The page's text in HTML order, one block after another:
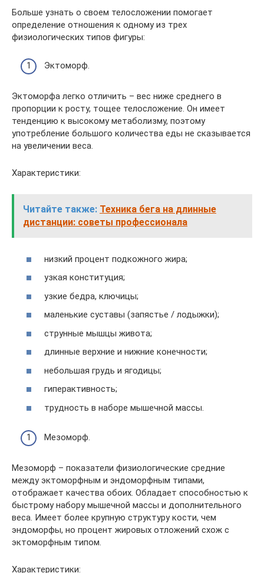
Больше узнать о своем телосложении помогает
определение отношения к одному из трех
физиологических типов фигуры:
Эктоморф.
Эктоморфа легко отличить – вес ниже среднего в
пропорции к росту, тощее телосложение. Он имеет
тенденцию к высокому метаболизму, поэтому
употребление большого количества еды не сказывается
на увеличении веса.
Характеристики:
Читайте также: Техника бега на длинные
дистанции: советы профессионала
низкий процент подкожного жира;
узкая конституция;
узкие бедра, ключицы;
маленькие суставы (запястье / лодыжки);
струнные мышцы живота;
длинные верхние и нижние конечности;
небольшая грудь и ягодицы;
гиперактивность;
трудность в наборе мышечной массы.
Мезоморф.
Мезоморф – показатели физиологические средние
между эктоморфным и эндоморфным типами,
отображает качества обоих. Обладает способностью к
быстрому набору мышечной массы и дополнительного
веса. Имеет более крупную структуру кости, чем
эндоморфы, но процент жировых отложений схож с
эктоморфным типом.
Характеристики: